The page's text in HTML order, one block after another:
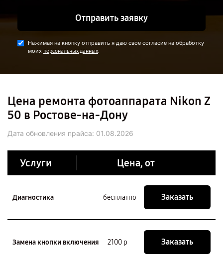
Отправить заявку
Нажимая на кнопку отправить я даю свое согласие на обработку
моих персональных данных.
Цена ремонта фотоаппарата Nikon Z
50 в Ростове-на-Дону
Дата обновления прайса: 01.08.2026
Услуги Цена, от
Диагностика бесплатно Заказать
Замена кнопки включения 2100 р Заказать